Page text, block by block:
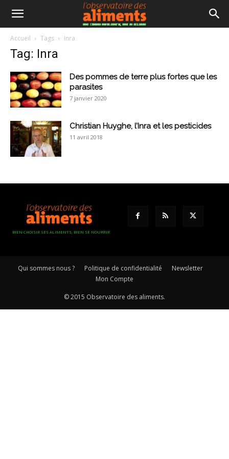
Accueil Tags Inra
Tag: Inra
Des pommes de terre plus fortes que les
parasites
7 janvier 2020
Christian Huyghe, l’Inra et les pesticides
11 avril 2018
BIEN CHOISIR SES ALIMENTS, BIEN SE NOURRIR
Qui sommes nous ? Politique de confidentialité
Newsletter
Mon Compte
© 2015 Observatoire des aliments.